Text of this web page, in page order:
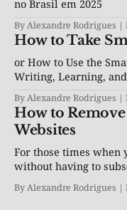
no Brasil em 2025
By Alexandre Rodrigues |
How to Take
or How to Use the
Writing, Learning,
By Alexandre Rodrigues |
How to
Websites
For those times when
without having to
By Alexandre Rodrigues |